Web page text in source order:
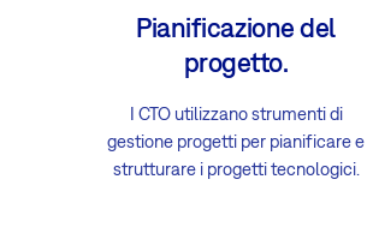
Pianificazione del
progetto.
I CTO utilizzano strumenti di
gestione progetti per pianificare e
strutturare i progetti tecnologici.